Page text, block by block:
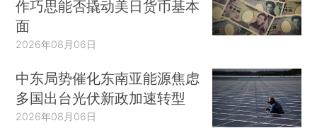
作巧思能否撬动美日货币基本
面
2026年08月06日
中东局势催化东南亚能源焦虑
多国出台光伏新政加速转型
2026年08月06日